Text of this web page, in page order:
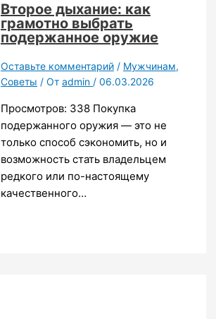
Второе дыхание: как
грамотно выбрать
подержанное оружие
Оставьте комментарий / Мужчинам,
Советы / От admin / 06.03.2026
Просмотров: 338 Покупка
подержанного оружия — это не
только способ сэкономить, но и
возможность стать владельцем
редкого или по-настоящему
качественного…